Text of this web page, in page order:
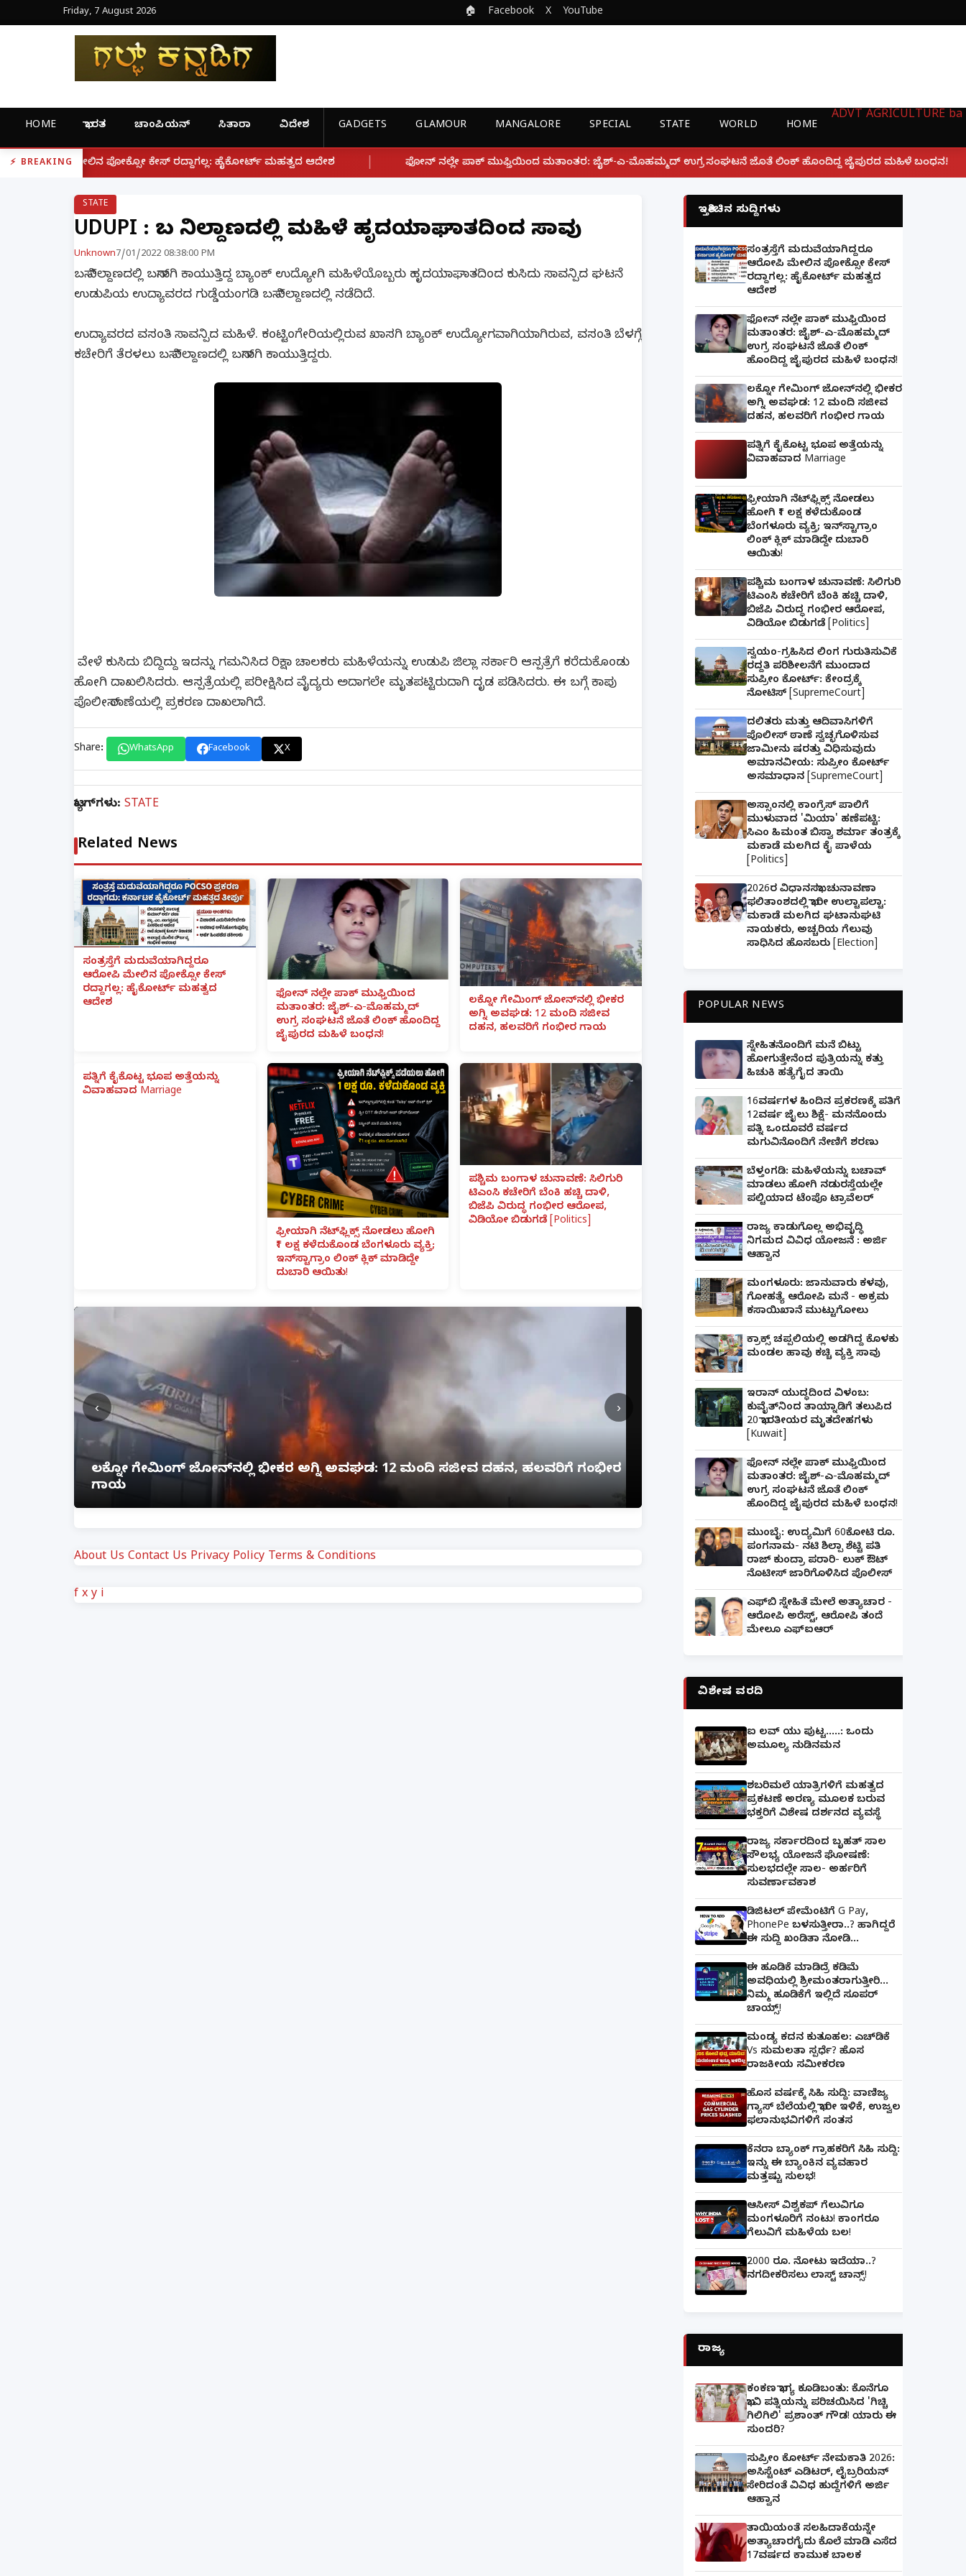
Friday, 7 August 2026 🏠 Facebook X YouTube
HOME ಭಾರತ ಚಾಂಪಿಯನ್ ಸಿತಾರಾ ವಿದೇಶ GADGETS GLAMOUR MANGALORE SPECIAL STATE WORLD HOME
ADVT AGRICULTURE ba
BREAKING
ಕೇಸ್ ರದ್ದಾಗಲ್ಲ: ಹೈಕೋರ್ಟ್ ಮಹತ್ವದ ಆದೇಶ | ಫೋನ್ ನಲ್ಲೇ ಪಾಕ್ ಮುಫ್ತಿಯಿಂದ ಮತಾಂತರ: ಜೈಶ್-ಎ-ಮೊಹಮ್ಮದ್ ಉಗ್ರ ಸಂಘಟನೆ ಜೊತೆ ಲಿಂಕ್ ಹೊಂದಿದ್ದ ಜೈಪುರದ ಮಹಿಳೆ ಬಂಧನ! | ಲಕ್ನೋ
STATE
UDUPI : ಬಸ್ ನಿಲ್ದಾಣದಲ್ಲಿ ಮಹಿಳೆ ಹೃದಯಾಘಾತದಿಂದ ಸಾವು
Unknown7/01/2022 08:38:00 PM
ಬಸ್ ನಿಲ್ದಾಣದಲ್ಲಿ ಬಸ್‌ಗಾಗಿ ಕಾಯುತ್ತಿದ್ದ ಬ್ಯಾಂಕ್ ಉದ್ಯೋಗಿ ಮಹಿಳೆಯೊಬ್ಬರು ಹೃದಯಾಘಾತದಿಂದ ಕುಸಿದು ಸಾವನ್ಪಿದ ಘಟನೆ
ಉಡುಪಿಯ ಉದ್ಯಾವರದ ಗುಡ್ಡೆಯಂಗಡಿ ಬಸ್ ನಿಲ್ದಾಣದಲ್ಲಿ ನಡೆದಿದೆ.
ಉದ್ಯಾವರದ ವಸಂತಿ ಸಾವನ್ಪಿದ ಮಹಿಳೆ. ಕಂಟ್ಟಿಂಗೇರಿಯಲ್ಲಿರುವ ಖಾಸಗಿ ಬ್ಯಾಂಕ್ ಉದ್ಯೋಗವಾಗಿಯಾಗಿರುವ, ವಸಂತಿ ಬೆಳಗ್ಗೆ
ಕಚೇರಿಗೆ ತೆರಳಲು ಬಸ್‌ ನಿಲ್ದಾಣದಲ್ಲಿ ಬಸ್‌ಗಾಗಿ ಕಾಯುತ್ತಿದ್ದರು.
ವೇಳೆ ಕುಸಿದು ಬಿದ್ದಿದ್ದು ಇದನ್ನು ಗಮನಿಸಿದ ರಿಕ್ಷಾ ಚಾಲಕರು ಮಹಿಳೆಯನ್ನು ಉಡುಪಿ ಜಿಲ್ಲಾ ಸರ್ಕಾರಿ ಆಸ್ಪತ್ರೆಗೆ ಕರೆದುಕೊಂಡು
ಹೋಗಿ ದಾಖಲಿಸಿದರು. ಆಸ್ಪತ್ರೆಯಲ್ಲಿ ಪರೀಕ್ಷಿಸಿದ ವೈದ್ಯರು ಅದಾಗಲೇ ಮೃತಪಟ್ಟಿರುದಾಗಿ ದೃಡ ಪಡಿಸಿದರು. ಈ ಬಗ್ಗೆ ಕಾಪು
ಪೊಲೀಸ್ ಠಾಣೆಯಲ್ಲಿ ಪ್ರಕರಣ ದಾಖಲಾಗಿದೆ.
Share: WhatsApp Facebook X
ಟ್ಯಾಗ್‌ಗಳು: STATE
Related News
ಸಂತ್ರಸ್ತೆಗೆ ಮದುವೆಯಾಗಿದ್ದರೂ
ಆರೋಪಿ ಮೇಲಿನ ಪೋಕ್ಸೋ ಕೇಸ್
ರದ್ದಾಗಲ್ಲ: ಹೈಕೋರ್ಟ್ ಮಹತ್ವದ
ಆದೇಶ
ಫೋನ್ ನಲ್ಲೇ ಪಾಕ್ ಮುಫ್ತಿಯಿಂದ
ಮತಾಂತರ: ಜೈಶ್-ಎ-ಮೊಹಮ್ಮದ್
ಉಗ್ರ ಸಂಘಟನೆ ಜೊತೆ ಲಿಂಕ್ ಹೊಂದಿದ್ದ
ಜೈಪುರದ ಮಹಿಳೆ ಬಂಧನ!
ಲಕ್ನೋ ಗೇಮಿಂಗ್ ಜೋನ್‌ನಲ್ಲಿ ಭೀಕರ
ಅಗ್ನಿ ಅವಘಡ: 12 ಮಂದಿ ಸಜೀವ
ದಹನ, ಹಲವರಿಗೆ ಗಂಭೀರ ಗಾಯ
ಪತ್ನಿಗೆ ಕೈಕೊಟ್ಟ ಭೂಪ ಅತ್ತೆಯನ್ನು
ವಿವಾಹವಾದ Marriage
ಫ್ರೀಯಾಗಿ ನೆಟ್‌ಫ್ಲಿಕ್ಸ್ ನೋಡಲು ಹೋಗಿ
₹1 ಲಕ್ಷ ಕಳೆದುಕೊಂಡ ಬೆಂಗಳೂರು ವ್ಯಕ್ತಿ;
ಇನ್‌ಸ್ಟಾಗ್ರಾಂ ಲಿಂಕ್ ಕ್ಲಿಕ್ ಮಾಡಿದ್ದೇ
ದುಬಾರಿ ಆಯಿತು!
ಪಶ್ಚಿಮ ಬಂಗಾಳ ಚುನಾವಣೆ: ಸಿಲಿಗುರಿ
ಟಿಎಂಸಿ ಕಚೇರಿಗೆ ಬೆಂಕಿ ಹಚ್ಚಿ ದಾಳಿ,
ಬಿಜೆಪಿ ವಿರುದ್ಧ ಗಂಭೀರ ಆರೋಪ,
ವಿಡಿಯೋ ಬಿಡುಗಡೆ [Politics]
ಲಕ್ನೋ ಗೇಮಿಂಗ್ ಜೋನ್‌ನಲ್ಲಿ ಭೀಕರ ಅಗ್ನಿ ಅವಘಡ: 12 ಮಂದಿ ಸಜೀವ ದಹನ, ಹಲವರಿಗೆ ಗಂಭೀರ
ಗಾಯ
ಪತ್ನಿಗೆ ಕೈಕೊಟ್ಟ ಭೂಪ ಅತ್ತೆಯನ್ನು ವಿವಾಹವಾದ
‹ ›
About Us Contact Us Privacy Policy Terms & Conditions
f x y i
ಇತ್ತೀಚಿನ ಸುದ್ದಿಗಳು
ಸಂತ್ರಸ್ತೆಗೆ ಮದುವೆಯಾಗಿದ್ದರೂ
ಆರೋಪಿ ಮೇಲಿನ ಪೋಕ್ಸೋ ಕೇಸ್
ರದ್ದಾಗಲ್ಲ: ಹೈಕೋರ್ಟ್ ಮಹತ್ವದ
ಆದೇಶ
ಫೋನ್ ನಲ್ಲೇ ಪಾಕ್ ಮುಫ್ತಿಯಿಂದ
ಮತಾಂತರ: ಜೈಶ್-ಎ-ಮೊಹಮ್ಮದ್
ಉಗ್ರ ಸಂಘಟನೆ ಜೊತೆ ಲಿಂಕ್
ಹೊಂದಿದ್ದ ಜೈಪುರದ ಮಹಿಳೆ ಬಂಧನ!
ಲಕ್ನೋ ಗೇಮಿಂಗ್ ಜೋನ್‌ನಲ್ಲಿ ಭೀಕರ
ಅಗ್ನಿ ಅವಘಡ: 12 ಮಂದಿ ಸಜೀವ
ದಹನ, ಹಲವರಿಗೆ ಗಂಭೀರ ಗಾಯ
ಪತ್ನಿಗೆ ಕೈಕೊಟ್ಟ ಭೂಪ ಅತ್ತೆಯನ್ನು
ವಿವಾಹವಾದ Marriage
ಫ್ರೀಯಾಗಿ ನೆಟ್‌ಫ್ಲಿಕ್ಸ್ ನೋಡಲು
ಹೋಗಿ ₹1 ಲಕ್ಷ ಕಳೆದುಕೊಂಡ
ಬೆಂಗಳೂರು ವ್ಯಕ್ತಿ; ಇನ್‌ಸ್ಟಾಗ್ರಾಂ
ಲಿಂಕ್ ಕ್ಲಿಕ್ ಮಾಡಿದ್ದೇ ದುಬಾರಿ
ಆಯಿತು!
ಪಶ್ಚಿಮ ಬಂಗಾಳ ಚುನಾವಣೆ: ಸಿಲಿಗುರಿ
ಟಿಎಂಸಿ ಕಚೇರಿಗೆ ಬೆಂಕಿ ಹಚ್ಚಿ ದಾಳಿ,
ಬಿಜೆಪಿ ವಿರುದ್ಧ ಗಂಭೀರ ಆರೋಪ,
ವಿಡಿಯೋ ಬಿಡುಗಡೆ [Politics]
ಸ್ವಯಂ-ಗ್ರಹಿಸಿದ ಲಿಂಗ ಗುರುತಿಸುವಿಕೆ
ರದ್ದತಿ ಪರಿಶೀಲನೆಗೆ ಮುಂದಾದ
ಸುಪ್ರೀಂ ಕೋರ್ಟ್: ಕೇಂದ್ರಕ್ಕೆ
ನೋಟಿಸ್ [SupremeCourt]
ದಲಿತರು ಮತ್ತು ಆದಿವಾಸಿಗಳಿಗೆ
ಪೊಲೀಸ್ ಠಾಣೆ ಸ್ವಚ್ಛಗೊಳಿಸುವ
ಜಾಮೀನು ಷರತ್ತು ವಿಧಿಸುವುದು
ಅಮಾನವೀಯ: ಸುಪ್ರೀಂ ಕೋರ್ಟ್
ಅಸಮಾಧಾನ [SupremeCourt]
ಅಸ್ಸಾಂನಲ್ಲಿ ಕಾಂಗ್ರೆಸ್ ಪಾಲಿಗೆ
ಮುಳುವಾದ 'ಮಿಯಾ' ಹಣೆಪಟ್ಟಿ:
ಸಿಎಂ ಹಿಮಂತ ಬಿಸ್ವಾ ಶರ್ಮಾ ತಂತ್ರಕ್ಕೆ
ಮಕಾಡೆ ಮಲಗಿದ ಕೈ ಪಾಳೆಯ
[Politics]
2026ರ ವಿಧಾನಸಭಾ ಚುನಾವಣಾ
ಫಲಿತಾಂಶದಲ್ಲಿ ಭಾರೀ ಉಲ್ಟಾಪಲ್ಟಾ:
ಮಕಾಡೆ ಮಲಗಿದ ಘಟಾನುಘಟಿ
ನಾಯಕರು, ಅಚ್ಚರಿಯ ಗೆಲುವು
ಸಾಧಿಸಿದ ಹೊಸಬರು [Election]
POPULAR NEWS
ಸ್ನೇಹಿತನೊಂದಿಗೆ ಮನೆ ಬಿಟ್ಟು
ಹೋಗುತ್ತೇನೆಂದ ಪುತ್ರಿಯನ್ನು ಕತ್ತು
ಹಿಚುಕಿ ಹತ್ಯೆಗೈದ ತಾಯಿ
16ವರ್ಷಗಳ ಹಿಂದಿನ ಪ್ರಕರಣಕ್ಕೆ ಪತಿಗೆ
12ವರ್ಷ ಜೈಲು ಶಿಕ್ಷೆ- ಮನನೊಂದು
ಪತ್ನಿ ಒಂದೂವರೆ ವರ್ಷದ
ಮಗುವಿನೊಂದಿಗೆ ನೇಣಿಗೆ ಶರಣು
ಬೆಳ್ತಂಗಡಿ: ಮಹಿಳೆಯನ್ನು ಬಚಾವ್
ಮಾಡಲು ಹೋಗಿ ನಡುರಸ್ತೆಯಲ್ಲೇ
ಪಲ್ಟಿಯಾದ ಟೆಂಪೊ ಟ್ರಾವೆಲರ್
ರಾಜ್ಯ ಕಾಡುಗೊಲ್ಲ ಅಭಿವೃದ್ಧಿ
ನಿಗಮದ ವಿವಿಧ ಯೋಜನೆ : ಅರ್ಜಿ
ಆಹ್ವಾನ
ಮಂಗಳೂರು: ಜಾನುವಾರು ಕಳವು,
ಗೋಹತ್ಯೆ ಆರೋಪಿ ಮನೆ - ಅಕ್ರಮ
ಕಸಾಯಿಖಾನೆ ಮುಟ್ಟುಗೋಲು
ಕ್ರಾಕ್ಸ್ ಚಪ್ಪಲಿಯಲ್ಲಿ ಅಡಗಿದ್ದ ಕೊಳಕು
ಮಂಡಲ ಹಾವು ಕಚ್ಚಿ ವ್ಯಕ್ತಿ ಸಾವು
ಇರಾನ್ ಯುದ್ಧದಿಂದ ವಿಳಂಬ:
ಕುವೈತ್‌ನಿಂದ ತಾಯ್ನಾಡಿಗೆ ತಲುಪಿದ
20 ಭಾರತೀಯರ ಮೃತದೇಹಗಳು
[Kuwait]
ಫೋನ್ ನಲ್ಲೇ ಪಾಕ್ ಮುಫ್ತಿಯಿಂದ
ಮತಾಂತರ: ಜೈಶ್-ಎ-ಮೊಹಮ್ಮದ್
ಉಗ್ರ ಸಂಘಟನೆ ಜೊತೆ ಲಿಂಕ್
ಹೊಂದಿದ್ದ ಜೈಪುರದ ಮಹಿಳೆ ಬಂಧನ!
ಮುಂಬೈ: ಉದ್ಯಮಿಗೆ 60ಕೋಟಿ ರೂ.
ಪಂಗನಾಮ- ನಟಿ ಶಿಲ್ಪಾ ಶೆಟ್ಟಿ ಪತಿ
ರಾಜ್ ಕುಂದ್ರಾ ಪರಾರಿ- ಲುಕ್ ಔಟ್
ನೊಟೀಸ್ ಜಾರಿಗೊಳಿಸಿದ ಪೊಲೀಸ್
ಎಫ್‌ಬಿ ಸ್ನೇಹಿತೆ ಮೇಲೆ ಅತ್ಯಾಚಾರ -
ಆರೋಪಿ ಅರೆಸ್ಟ್, ಆರೋಪಿ ತಂದೆ
ಮೇಲೂ ಎಫ್ಐಆರ್
ವಿಶೇಷ ವರದಿ
ಐ ಲವ್ ಯು ಪುಟ್ಟ.....: ಒಂದು
ಅಮೂಲ್ಯ ನುಡಿನಮನ
ಶಬರಿಮಲೆ ಯಾತ್ರಿಗಳಿಗೆ ಮಹತ್ವದ
ಪ್ರಕಟಣೆ ಅರಣ್ಯ ಮೂಲಕ ಬರುವ
ಭಕ್ತರಿಗೆ ವಿಶೇಷ ದರ್ಶನದ ವ್ಯವಸ್ಥೆ
ರಾಜ್ಯ ಸರ್ಕಾರದಿಂದ ಬೃಹತ್ ಸಾಲ
ಸೌಲಭ್ಯ ಯೋಜನೆ ಘೋಷಣೆ:
ಸುಲಭದಲ್ಲೇ ಸಾಲ- ಅರ್ಹರಿಗೆ
ಸುವರ್ಣಾವಕಾಶ
ಡಿಜಿಟಲ್ ಪೇಮೆಂಟಿಗೆ G Pay,
PhonePe ಬಳಸುತ್ತೀರಾ..? ಹಾಗಿದ್ದರೆ
ಈ ಸುದ್ದಿ ಖಂಡಿತಾ ನೋಡಿ...
ಈ ಹೂಡಿಕೆ ಮಾಡಿದ್ರೆ ಕಡಿಮೆ
ಅವಧಿಯಲ್ಲಿ ಶ್ರೀಮಂತರಾಗುತ್ತೀರಿ...
ನಿಮ್ಮ ಹೂಡಿಕೆಗೆ ಇಲ್ಲಿದೆ ಸೂಪರ್
ಚಾಯ್ಸ್‌!
ಮಂಡ್ಯ ಕದನ ಕುತೂಹಲ: ಎಚ್‌ಡಿಕೆ
Vs ಸುಮಲತಾ ಸ್ಪರ್ಧೆ? ಹೊಸ
ರಾಜಕೀಯ ಸಮೀಕರಣ
ಹೊಸ ವರ್ಷಕ್ಕೆ ಸಿಹಿ ಸುದ್ದಿ: ವಾಣಿಜ್ಯ
ಗ್ಯಾಸ್‌ ಬೆಲೆಯಲ್ಲಿ ಭಾರೀ ಇಳಿಕೆ, ಉಜ್ವಲ
ಫಲಾನುಭವಿಗಳಿಗೆ ಸಂತಸ
ಕೆನರಾ ಬ್ಯಾಂಕ್‌ ಗ್ರಾಹಕರಿಗೆ ಸಿಹಿ ಸುದ್ದಿ:
ಇನ್ನು ಈ ಬ್ಯಾಂಕಿನ ವ್ಯವಹಾರ
ಮತ್ತಷ್ಟು ಸುಲಭ!
ಆಸೀಸ್ ವಿಶ್ವಕಪ್ ಗೆಲುವಿಗೂ
ಮಂಗಳೂರಿಗೆ ನಂಟು! ಕಾಂಗರೂ
ಗೆಲುವಿಗೆ ಮಹಿಳೆಯ ಬಲ!
2000 ರೂ. ನೋಟು ಇದೆಯಾ..?
ನಗದೀಕರಿಸಲು ಲಾಸ್ಟ್‌ ಚಾನ್ಸ್‌!
ರಾಜ್ಯ
ಕಂಕಣ ಭಾಗ್ಯ ಕೂಡಿಬಂತು: ಕೊನೆಗೂ
ಭಾವಿ ಪತ್ನಿಯನ್ನು ಪರಿಚಯಿಸಿದ 'ಗಿಚ್ಚಿ
ಗಿಲಿಗಿಲಿ' ಪ್ರಶಾಂತ್ ಗೌಡ! ಯಾರು ಈ
ಸುಂದರಿ?
ಸುಪ್ರೀಂ ಕೋರ್ಟ್ ನೇಮಕಾತಿ 2026:
ಅಸಿಸ್ಟೆಂಟ್ ಎಡಿಟರ್, ಲೈಬ್ರರಿಯನ್
ಸೇರಿದಂತೆ ವಿವಿಧ ಹುದ್ದೆಗಳಿಗೆ ಅರ್ಜಿ
ಆಹ್ವಾನ
ತಾಯಿಯಂತೆ ಸಲಹಿದಾಕೆಯನ್ನೇ
ಅತ್ಯಾಚಾರಗೈದು ಕೊಲೆ ಮಾಡಿ ಎಸೆದ
17ವರ್ಷದ ಕಾಮುಕ ಬಾಲಕ